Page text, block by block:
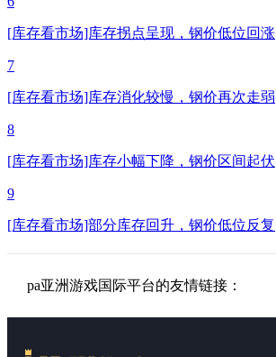
[库存看市场]库存拐点呈现，钢价低位回涨
7
[库存看市场]库存消化较慢，钢价再次走弱
8
[库存看市场]库存小幅下降，钢价区间起伏
9
[库存看市场]部分库存回升，钢价低位反复
pa亚洲游戏国际平台的友情链接：